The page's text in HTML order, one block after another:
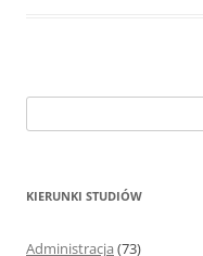
z
KIERUNKI STUDIÓW
Administracja (73)